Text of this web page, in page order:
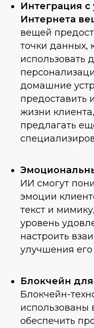
Интеграция с
Интернета
вещей
точки данных,
использовать
домашние
предоставить
жизни
предлагать
ИИ смогут
эмоции
текст и
уровень
настроить
улучшения его
Блокчейн
Блокчейн-
использованы
обеспечить